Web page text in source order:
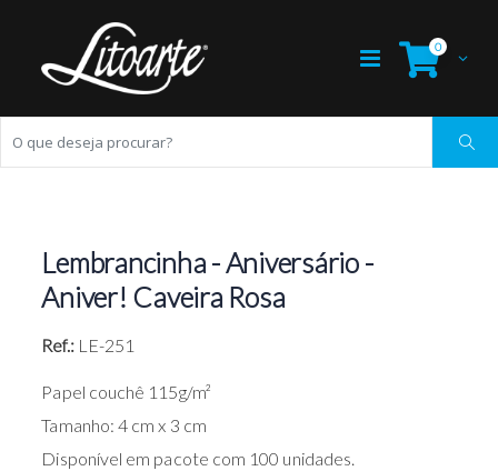
0
Lembrancinha - Aniversário -
Aniver! Caveira Rosa
Ref.: LE-251
Papel couchê 115g/m²
Tamanho: 4 cm x 3 cm
Disponível em pacote com 100 unidades.